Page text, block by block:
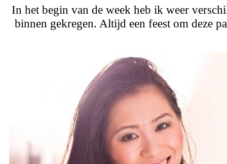
In het begin van de week heb ik weer
binnen gekregen. Altijd een feest om deze